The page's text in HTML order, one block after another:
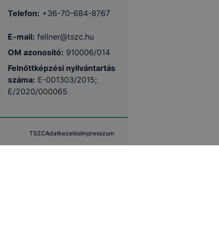
Telefon: +36-70-684-8767
E-mail: fellner@tszc.hu
OM azonosító: 910006/014
Felnőttképzési nyilvántartás
száma: E-001303/2015;
E/2020/000065
TSZCAdatkezelésImpresszum